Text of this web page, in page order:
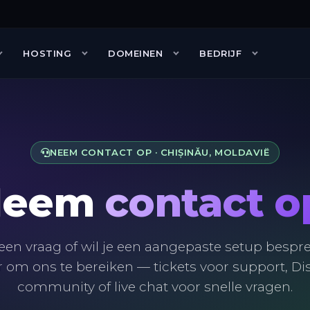
FiveM
HOSTING DOMEINEN BEDRIJF
vragen Handleidingen
contact op
NEEM CONTACT OP · CHIȘINĂU, MOLDAVIË
contact
vraag of wil je een aangepaste setup
om ons te bereiken — tickets voor support,
community of live chat voor snelle vragen.